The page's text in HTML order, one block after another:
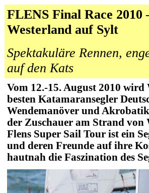
FLENS Final Race 2010
Westerland auf Sylt
Spektakuläre Rennen,
auf den Kats
Vom 12.-15. August 2010
besten Katamaransegler
Wendemanöver und
der Zuschauer am Strand von
Flens Super Sail Tour ist ein
und deren Freunde auf ihre
hautnah die Faszination des